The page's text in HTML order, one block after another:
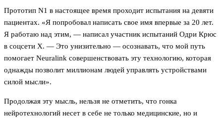
Прототип N1 в настоящее время проходит испытания на девяти
пациентах. «Я попробовал написать свое имя впервые за 20 лет.
Я работаю над этим, — написал участник испытаний Одри Крюс
в соцсети X. — Это унизительно — осознавать, что мой путь
помогает Neuralink совершенствовать эту технологию, которая
однажды позволит миллионам людей управлять устройствами
силой мысли».
Продолжая эту мысль, нельзя не отметить, что гонка
нейротехнологий несет в себе не только медицинские, но и